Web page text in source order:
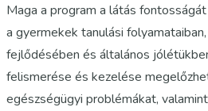
Maga a program a látás
a gyermekek tanulási
fejlődésében és általános
felismerése és kezelése
egészségügyi problémákat,